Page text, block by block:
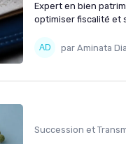
Expert en bien
optimiser fiscalité et
par Aminata
Succession et